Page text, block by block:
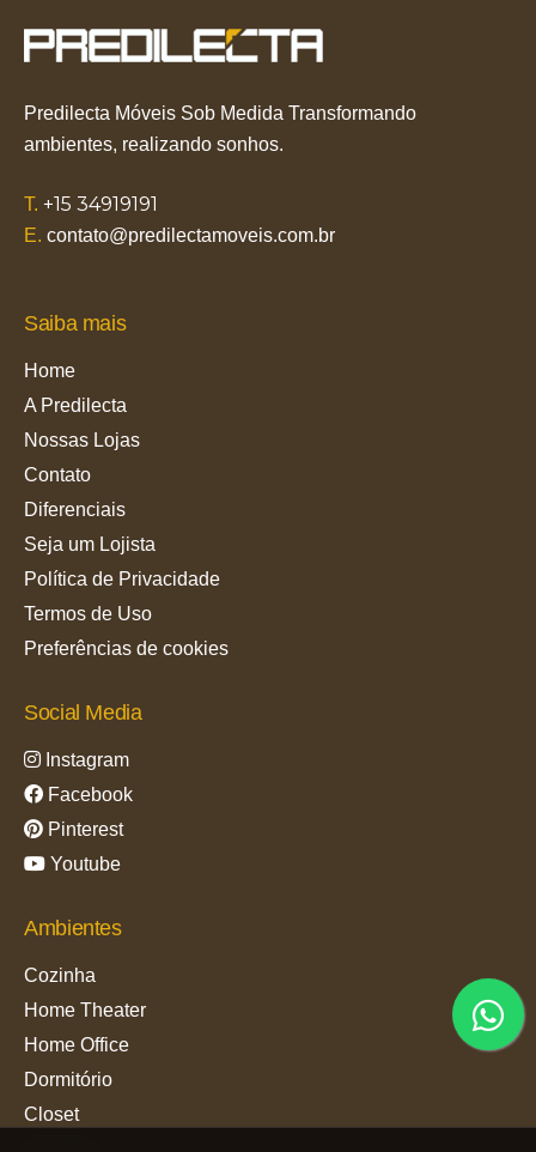
Predilecta Móveis Sob Medida Transformando
ambientes, realizando sonhos.
T. +15 34919191
E. contato@predilectamoveis.com.br
Saiba mais
Home
A Predilecta
Nossas Lojas
Contato
Diferenciais
Seja um Lojista
Política de Privacidade
Termos de Uso
Preferências de cookies
Social Media
Instagram
Facebook
Pinterest
Youtube
Ambientes
Cozinha
Home Theater
Home Office
Dormitório
Closet